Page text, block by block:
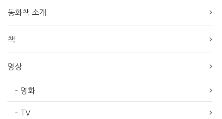
동화책 소개
책
영상
– 영화
– TV